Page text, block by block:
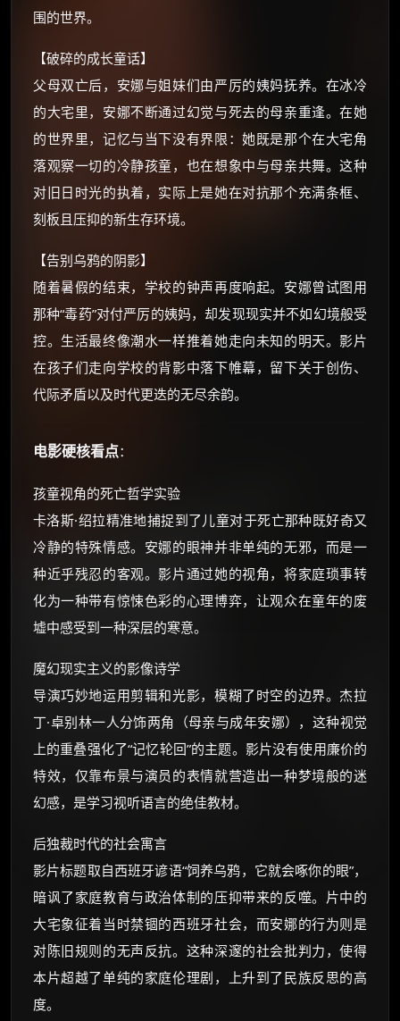
围的世界。
【破碎的成长童话】
父母双亡后，安娜与姐妹们由严厉的姨妈抚养。在冰冷
的大宅里，安娜不断通过幻觉与死去的母亲重逢。在她
的世界里，记忆与当下没有界限：她既是那个在大宅角
落观察一切的冷静孩童，也在想象中与母亲共舞。这种
对旧日时光的执着，实际上是她在对抗那个充满条框、
刻板且压抑的新生存环境。
【告别乌鸦的阴影】
随着暑假的结束，学校的钟声再度响起。安娜曾试图用
那种“毒药”对付严厉的姨妈，却发现现实并不如幻境般受
控。生活最终像潮水一样推着她走向未知的明天。影片
在孩子们走向学校的背影中落下帷幕，留下关于创伤、
代际矛盾以及时代更迭的无尽余韵。
电影硬核看点：
孩童视角的死亡哲学实验
卡洛斯·绍拉精准地捕捉到了儿童对于死亡那种既好奇又
冷静的特殊情感。安娜的眼神并非单纯的无邪，而是一
种近乎残忍的客观。影片通过她的视角，将家庭琐事转
化为一种带有惊悚色彩的心理博弈，让观众在童年的废
墟中感受到一种深层的寒意。
魔幻现实主义的影像诗学
导演巧妙地运用剪辑和光影，模糊了时空的边界。杰拉
丁·卓别林一人分饰两角（母亲与成年安娜），这种视觉
上的重叠强化了“记忆轮回”的主题。影片没有使用廉价的
特效，仅靠布景与演员的表情就营造出一种梦境般的迷
幻感，是学习视听语言的绝佳教材。
后独裁时代的社会寓言
影片标题取自西班牙谚语“饲养乌鸦，它就会啄你的眼”，
暗讽了家庭教育与政治体制的压抑带来的反噬。片中的
大宅象征着当时禁锢的西班牙社会，而安娜的行为则是
对陈旧规则的无声反抗。这种深邃的社会批判力，使得
本片超越了单纯的家庭伦理剧，上升到了民族反思的高
度。
还有支付宝现金红包、外卖红包、
优惠券、活动红包，每日可领。
⚡ 前往【大淘客】领红包